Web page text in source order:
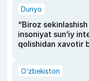
Dunyo
“Biroz
insoniyat sun’iy
qolishidan xavotir
O‘zbekiston